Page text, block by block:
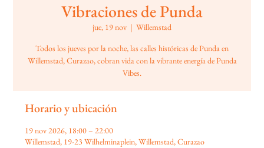
Vibraciones de Punda
jue, 19 nov
  |
Willemstad
Todos los jueves por la noche, las calles históricas de Punda en
Willemstad, Curazao, cobran vida con la vibrante energía de Punda
Vibes.
Horario y ubicación
19 nov 2026, 18:00 – 22:00
Willemstad, 19-23 Wilhelminaplein, Willemstad, Curazao